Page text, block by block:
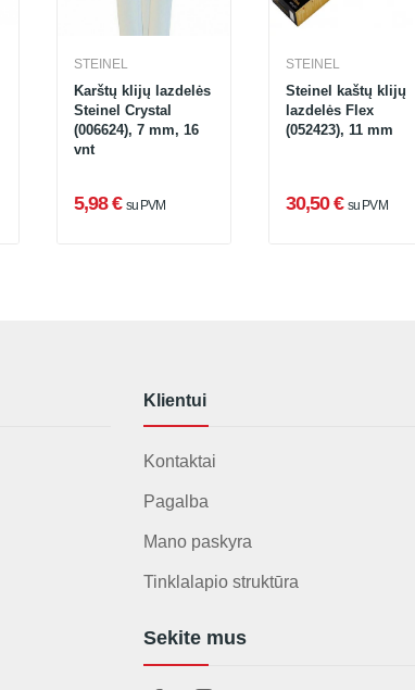
STEINEL
Karštų klijų lazdelės
Steinel Crystal
(006624), 7 mm, 16
vnt
5,98 € su PVM
STEINEL
Steinel kaštų klijų
lazdelės Flex
(052423), 11 mm
30,50 € su PVM
Klientui
Kontaktai
Pagalba
Mano paskyra
Tinklalapio struktūra
Sekite mus